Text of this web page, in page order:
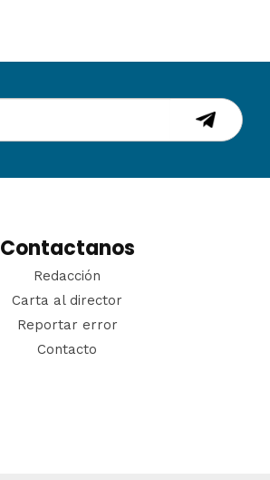
Contactanos
Redacción
Carta al director
Reportar error
Contacto